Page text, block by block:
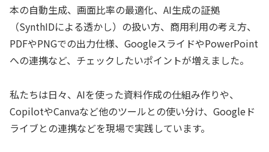
本の自動生成、画面比率の最適化、AI生成の証拠
（SynthIDによる透かし）の扱い方、商用利用の考え方、
PDFやPNGでの出力仕様、GoogleスライドやPowerPoint
への連携など、チェックしたいポイントが増えました。
私たちは日々、AIを使った資料作成の仕組み作りや、
CopilotやCanvaなど他のツールとの使い分け、Googleド
ライブとの連携などを現場で実践しています。